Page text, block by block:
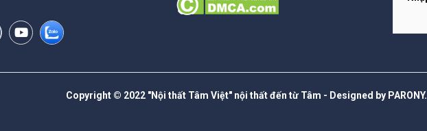
Copyright © 2022 "Nội thất Tâm Việt" nội thất đến từ Tâm - Designed by PARONY.